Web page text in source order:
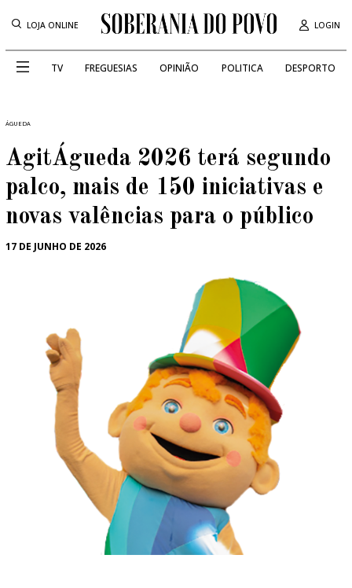
LOJA ONLINE LOGIN
TV FREGUESIAS OPINIÃO POLITICA DESPORTO
ÁGUEDA
AgitÁgueda 2026 terá segundo
palco, mais de 150 iniciativas e
novas valências para o público
17 DE JUNHO DE 2026